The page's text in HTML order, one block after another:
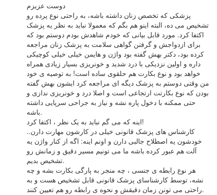
دوست عزیزم
پزشکی که تخصص زنان داشته باشه، به راحتی نوع پرده رو
تشخیص می ده، البته اینو هم بگم که معمولا نباید به نظر یه پزشک
اکتفا کرد. مورد قابل بیانی که خودم شاهدش بودم دوستم بود که
برای ازدواجش و گرفتن گواهی سلامت به پزشک زنان مراجعه
کرده بود، دکتر بهش گفته بود واژن و هایمن خیلی خیلی کوچیکی
داره و اولین نزدیکی با درد شدید و خونریزی بسیار زیادی همراه
خواهد بود و نوع بکارت هم حلقوی ساده است! به توصیه ی خود
من وقتی دوستم به پزشک دیگه ای مراجعه کرد ایشون بهش گفته
بودن که نوع بکارتت ارتجاعی است و اصلا درد و خونریزی ندازی و
حتی ممکنه با دخول پاره نشه و نیاز به جراحی سرپایی داشته
باشه.
اینه که می گم نباید به یک نظر ، اکتفا کرد!
کارشناس های پزشک قانونی خیلی در کارشون مهارت دارن..
خودشون یه اصطلاح جالبی دارن و اونم اینه: اگه از کنار واژن یه
آلت هم عبور کرده باشه ما می تونیم مسیر دقیق و زمانش رو
تشخیص بدیم.
هر نوع رابطه ی جنسی ، چه منجر به پارگی بکارت بشه و چه
نشه، توسط کارشناسای پزشک قانونی قابل تشخیص هست و به
راحتی می تونن زمان دقیقش و نحوه ی رابطه رو هم تعیین کنند.